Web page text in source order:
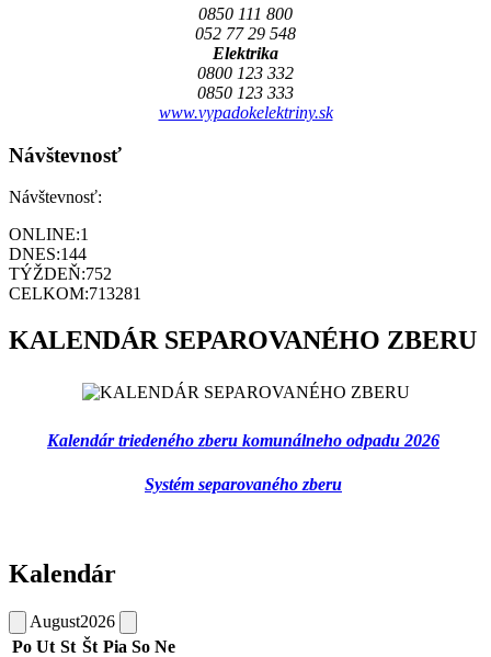
0850 111 800
052 77 29 548
Elektrika
0800 123 332
0850 123 333
www.vypadokelektriny.sk
Návštevnosť
Návštevnosť:
ONLINE:1
DNES:144
TÝŽDEŇ:752
CELKOM:713281
KALENDÁR SEPAROVANÉHO ZBERU
Kalendár triedeného zberu komunálneho odpadu 2026
Systém separovaného zberu
Kalendár
August2026
Po Ut St Št Pia So Ne